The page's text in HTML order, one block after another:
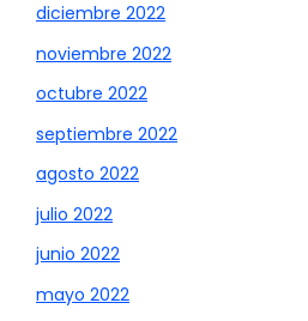
diciembre 2022
noviembre 2022
octubre 2022
septiembre 2022
agosto 2022
julio 2022
junio 2022
mayo 2022